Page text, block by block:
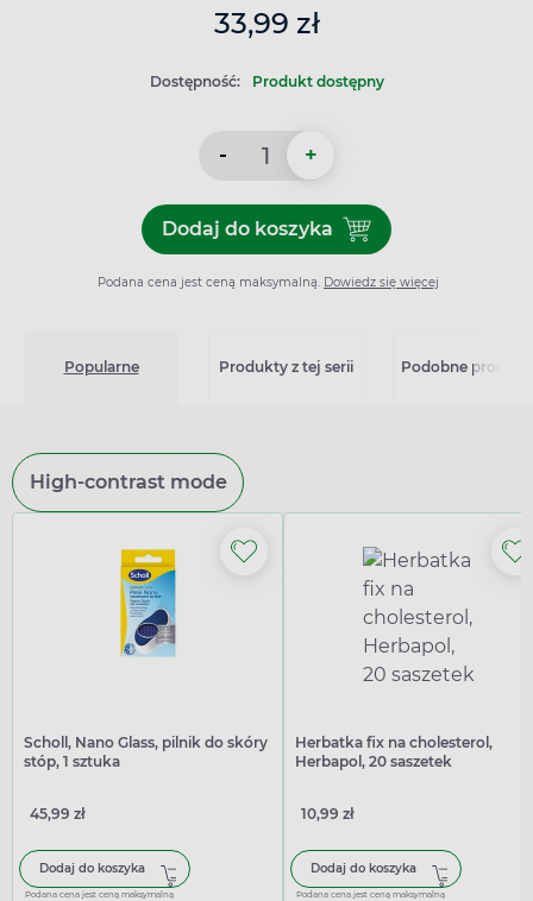
33,99 zł
Dostępność: Produkt dostępny
- +
Dodaj do koszykaDodaj do koszyka Otrivin
Podana cena jest ceną maksymalną. Dowiedz się więcej
Popularne Produkty z tej serii Podobne
High-contrast mode
Scholl, Nano Glass, pilnik do skóry
stóp, 1 sztuka
45,99 zł
Dodaj do koszyka
Podana cena jest ceną maksymalną
Herbatka fix na cholesterol,
Herbapol, 20 saszetek
10,99 zł
Dodaj do koszyka
Podana cena jest ceną maksymalną